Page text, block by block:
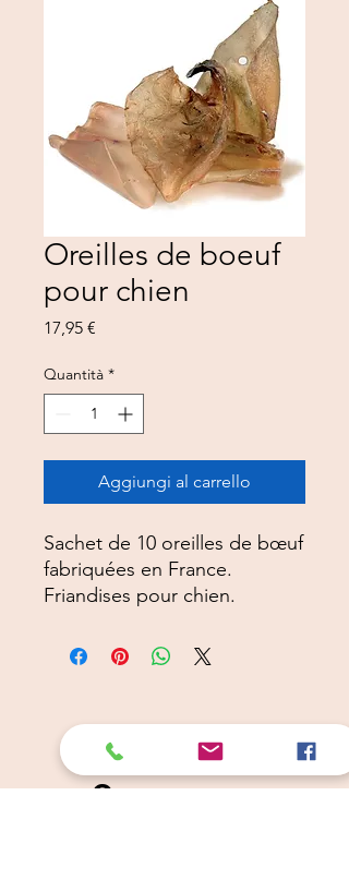
Oreilles de boeuf
pour chien
17,95 €
Quantità *
Aggiungi al carrello
Sachet de 10 oreilles de bœuf
fabriquées en France.
Friandises pour chien.
Câlins Dorés
Compagny